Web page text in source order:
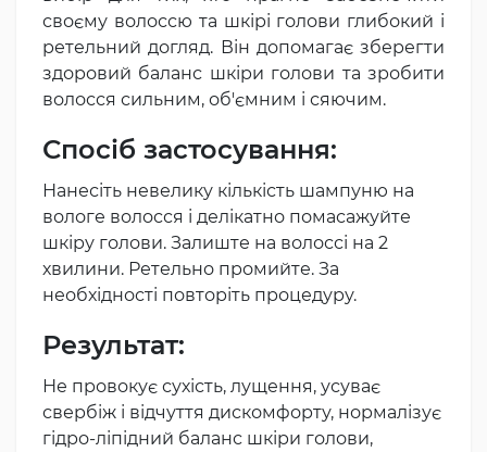
своєму волоссю та шкірі голови глибокий і
ретельний догляд. Він допомагає зберегти
здоровий баланс шкіри голови та зробити
волосся сильним, об'ємним і сяючим.
Спосіб застосування:
Нанесіть невелику кількість шампуню на
вологе волосся і делікатно помасажуйте
шкіру голови. Залиште на волоссі на 2
хвилини. Ретельно промийте. За
необхідності повторіть процедуру.
Результат:
Не провокує сухість, лущення, усуває
свербіж і відчуття дискомфорту, нормалізує
гідро-ліпідний баланс шкіри голови,